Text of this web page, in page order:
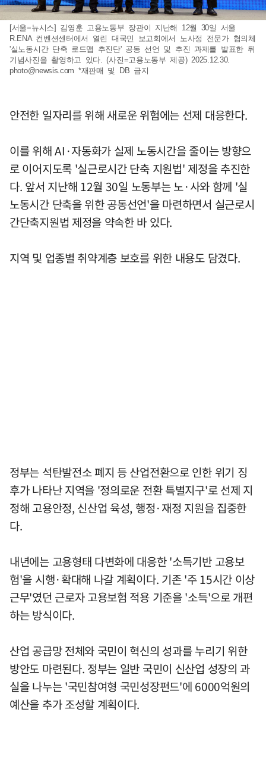
[서울=뉴시스] 김영훈 고용노동부 장관이 지난해 12월 30일 서울
R.ENA 컨벤션센터에서 열린 대국민 보고회에서 노사정 전문가 협의체
'실노동시간 단축 로드맵 추진단' 공동 선언 및 추진 과제를 발표한 뒤
기념사진을 촬영하고 있다. (사진=고용노동부 제공) 2025.12.30.
photo@newsis.com *재판매 및 DB 금지
안전한 일자리를 위해 새로운 위험에는 선제 대응한다.
이를 위해 AI·자동화가 실제 노동시간을 줄이는 방향으
로 이어지도록 '실근로시간 단축 지원법' 제정을 추진한
다. 앞서 지난해 12월 30일 노동부는 노·사와 함께 '실
노동시간 단축을 위한 공동선언'을 마련하면서 실근로시
간단축지원법 제정을 약속한 바 있다.
지역 및 업종별 취약계층 보호를 위한 내용도 담겼다.
정부는 석탄발전소 폐지 등 산업전환으로 인한 위기 징
후가 나타난 지역을 '정의로운 전환 특별지구'로 선제 지
정해 고용안정, 신산업 육성, 행정·재정 지원을 집중한
다.
내년에는 고용형태 다변화에 대응한 '소득기반 고용보
험'을 시행·확대해 나갈 계획이다. 기존 '주 15시간 이상
근무'였던 근로자 고용보험 적용 기준을 '소득'으로 개편
하는 방식이다.
산업 공급망 전체와 국민이 혁신의 성과를 누리기 위한
방안도 마련된다. 정부는 일반 국민이 신산업 성장의 과
실을 나누는 '국민참여형 국민성장펀드'에 6000억원의
예산을 추가 조성할 계획이다.